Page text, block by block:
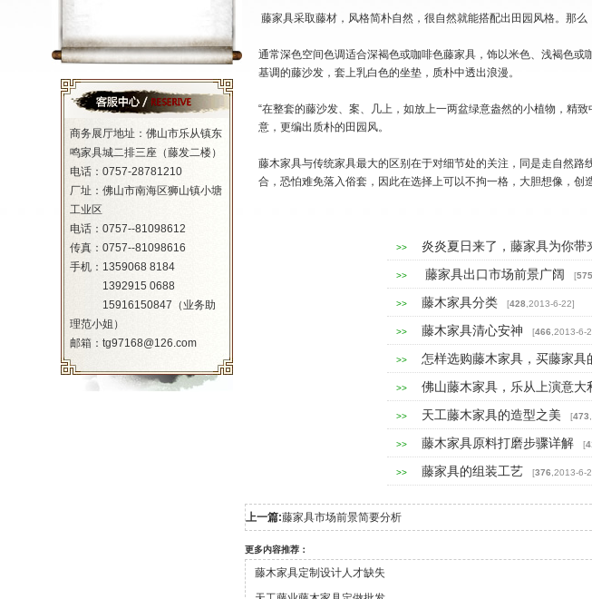
商务展厅地址：佛山市乐从镇东
鸣家具城二排三座（藤发二楼）
电话：0757-28781210
厂址：佛山市南海区狮山镇小塘
工业区
电话：0757--81098612
传真：0757--81098616
手机：1359068 8184
1392915 0688
15916150847（业务助
理范小姐）
邮箱：tg97168@126.com
藤家具采取藤材，风格简朴自然，很自然就能搭配出田园风格。那么
通常深色空间色调适合深褐色或咖啡色藤家具，饰以米色、浅褐色
基调的藤沙发，套上乳白色的坐垫，质朴中透出浪漫。
“在整套的藤沙发、案、几上，如放上一两盆绿意盎然的小植物，精
意，更编出质朴的田园风。
藤木家具与传统家具最大的区别在于对细节处的关注，同是走自然
合，恐怕难免落入俗套，因此在选择上可以不拘一格，大胆想像，创
>>炎炎夏日来了，藤家具为你带
>>藤家具出口市场前景广阔 [575
>>藤木家具分类 [428 ,2013-6-22]
>>藤木家具清心安神 [466 ,2013-6-
>>怎样选购藤木家具，买藤家具
>>佛山藤木家具，乐从上演意大
>>天工藤木家具的造型之美 [473
>>藤木家具原料打磨步骤详解 [
>>藤家具的组装工艺 [376 ,2013-6-
上一篇:藤家具市场前景简要分析
更多内容推荐：
藤木家具定制设计人才缺失